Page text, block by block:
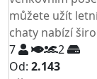
můžete užít
chaty nabízí
7
2
Od: 2.143